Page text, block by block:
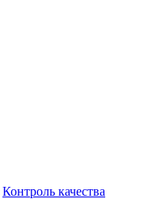
Контроль качества